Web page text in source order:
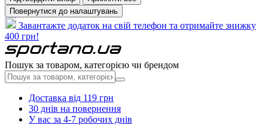
Повернутися до налаштувань
Завантажте додаток на свій телефон та отримайте знижку
400 грн!
Пошук за товаром, категорією чи брендом
Доставка від 119 грн
30 днів на повернення
У вас за 4-7 робочих днів